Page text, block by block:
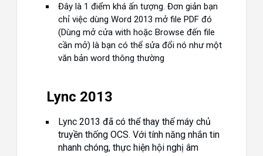
Đây là 1 điểm khá ấn tượng. Đơn giản bạn
chỉ việc dùng Word 2013 mở file PDF đó
(Dùng mở cửa with hoặc Browse đến file
cần mở) là bạn có thể sửa đổi nó như một
văn bản word thông thường
Lync 2013
Lync 2013 đã có thể thay thế máy chủ
truyền thống OCS. Với tính năng nhắn tin
nhanh chóng, thực hiện hội nghị âm